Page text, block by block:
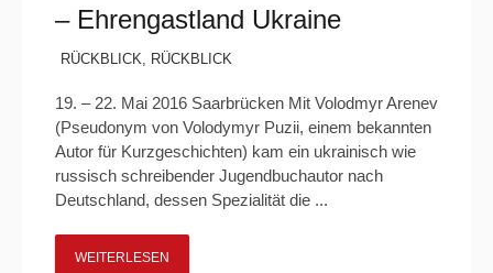
– Ehrengastland Ukraine
RÜCKBLICK, RÜCKBLICK
19. – 22. Mai 2016 Saarbrücken Mit Volodmyr Arenev
(Pseudonym von Volodymyr Puzii, einem bekannten
Autor für Kurzgeschichten) kam ein ukrainisch wie
russisch schreibender Jugendbuchautor nach
Deutschland, dessen Spezialität die ...
WEITERLESEN